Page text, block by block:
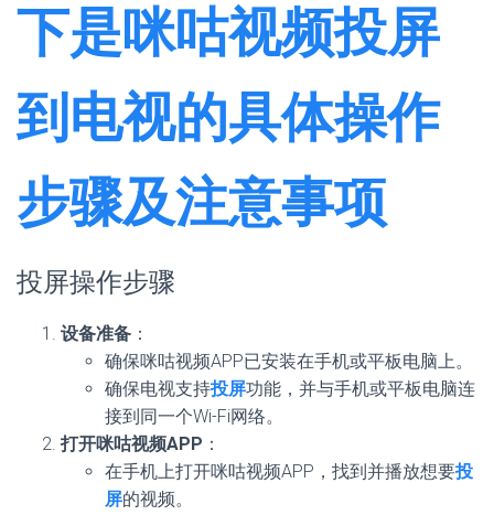
下是咪咕视频投屏
到电视的具体操作
步骤及注意事项
投屏操作步骤
设备准备 ：
确保咪咕视频APP已安装在手机或平板电脑上。
确保电视支持投屏功能，并与手机或平板电脑连
接到同一个Wi-Fi网络。
打开咪咕视频APP ：
在手机上打开咪咕视频APP，找到并播放想要投
屏的视频。